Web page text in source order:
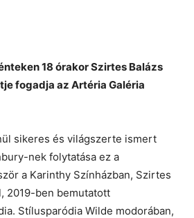
18 órakor Szirtes Balázs
fogadja az Artéria Galéria
sikeres és világszerte ismert
nek folytatása ez a
a Karinthy Színházban, Szirtes
2019-ben bemutatott
Stílusparódia Wilde modorában,